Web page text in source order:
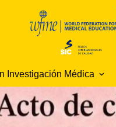
Investigación Médica
del título